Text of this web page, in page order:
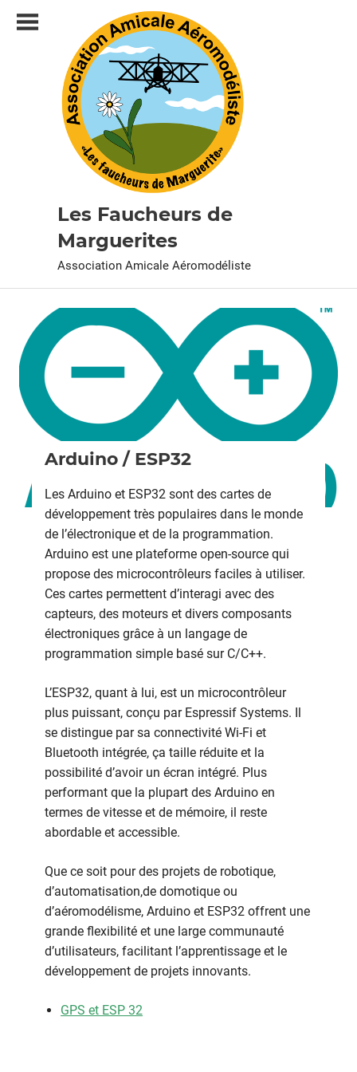
Les Faucheurs de
Marguerites
Association Amicale Aéromodéliste
Arduino / ESP32
Les Arduino et ESP32 sont des cartes de
développement très populaires dans le monde
de l’électronique et de la programmation.
Arduino est une plateforme open-source qui
propose des microcontrôleurs faciles à utiliser.
Ces cartes permettent d’interagi avec des
capteurs, des moteurs et divers composants
électroniques grâce à un langage de
programmation simple basé sur C/C++.
L’ESP32, quant à lui, est un microcontrôleur
plus puissant, conçu par Espressif Systems. Il
se distingue par sa connectivité Wi-Fi et
Bluetooth intégrée, ça taille réduite et la
possibilité d’avoir un écran intégré. Plus
performant que la plupart des Arduino en
termes de vitesse et de mémoire, il reste
abordable et accessible.
Que ce soit pour des projets de robotique,
d’automatisation,de domotique ou
d’aéromodélisme, Arduino et ESP32 offrent une
grande flexibilité et une large communauté
d’utilisateurs, facilitant l’apprentissage et le
développement de projets innovants.
GPS et ESP 32